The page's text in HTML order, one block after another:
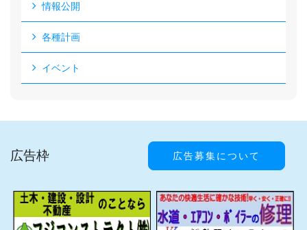
情報公開
各種計画
イベント
広告枠 広告募集について